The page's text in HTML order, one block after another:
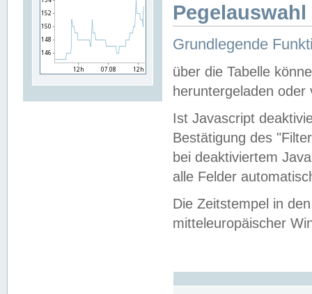
Grundlegende
über die Tabelle
heruntergeladen oder
Ist Javascript
Bestätigung des
bei deaktiviertem
alle Felder
Die Zeitstempel in
mitteleuropäischer